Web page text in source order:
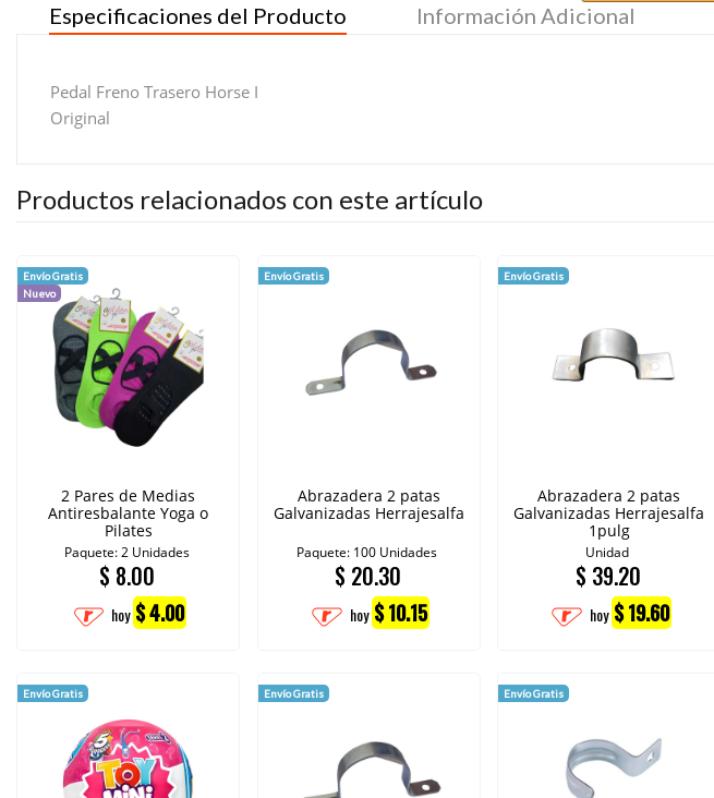
Especificaciones del Producto Información Adicional
Pedal Freno Trasero Horse I
Original
Productos relacionados con este artículo
Envío Gratis
Nuevo
2 Pares de Medias
Antiresbalante Yoga o
Pilates
Paquete: 2 Unidades
$ 8.00
hoy $ 4.00
Envío Gratis
Envío Gratis
Abrazadera 2 patas
Galvanizadas Herrajesalfa
Paquete: 100 Unidades
$ 20.30
hoy $ 10.15
Envío Gratis
Envío Gratis
Abrazadera 2 patas
Galvanizadas Herrajesalfa
1pulg
Unidad
$ 39.20
hoy $ 19.60
Envío Gratis